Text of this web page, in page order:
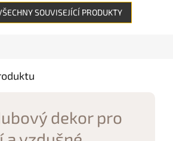
SOUVISEJÍCÍ PRODUKTY
dekor pro